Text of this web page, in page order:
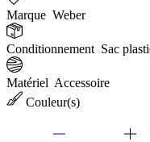
Marque Weber
Conditionnement Sac
Matériel Accessoire
Couleur(s)